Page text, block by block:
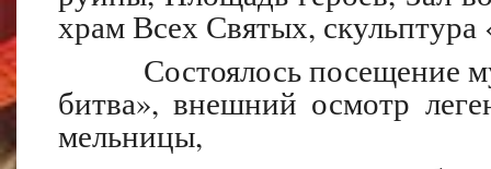
храм Всех Святых, скульптура
Состоялось посещение
битва», внешний осмотр
мельницы,